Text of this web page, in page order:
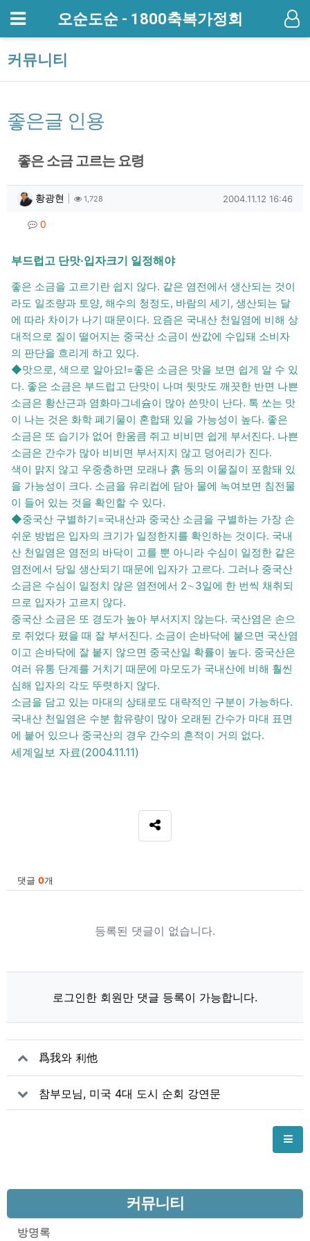
메뉴 오순도순 - 1800축복가정회
커뮤니티
좋은글 인용
좋은 소금 고르는 요령
작성자 정보
황광현 작성1,728조회 작성일
2004.11.12 16:46
컨텐츠 정보
0
본문
부드럽고 단맛·입자크기 일정해야
좋은 소금을 고르기란 쉽지 않다. 같은 염전에서 생산되는 것이
라도 일조량과 토양, 해수의 청정도, 바람의 세기, 생산되는 달
에 따라 차이가 나기 때문이다. 요즘은 국내산 천일염에 비해 상
대적으로 질이 떨어지는 중국산 소금이 싼값에 수입돼 소비자
의 판단을 흐리게 하고 있다.
◆맛으로, 색으로 알아요!=좋은 소금은 맛을 보면 쉽게 알 수 있
다. 좋은 소금은 부드럽고 단맛이 나며 뒷맛도 깨끗한 반면 나쁜
소금은 황산근과 염화마그네슘이 많아 쓴맛이 난다. 톡 쏘는 맛
이 나는 것은 화학 폐기물이 혼합돼 있을 가능성이 높다. 좋은
소금은 또 습기가 없어 한움큼 쥐고 비비면 쉽게 부서진다. 나쁜
소금은 간수가 많아 비비면 부서지지 않고 덩어리가 진다.
색이 맑지 않고 우중충하면 모래나 흙 등의 이물질이 포함돼 있
을 가능성이 크다. 소금을 유리컵에 담아 물에 녹여보면 침전물
이 들어 있는 것을 확인할 수 있다.
◆중국산 구별하기=국내산과 중국산 소금을 구별하는 가장 손
쉬운 방법은 입자의 크기가 일정한지를 확인하는 것이다. 국내
산 천일염은 염전의 바닥이 고를 뿐 아니라 수심이 일정한 같은
염전에서 당일 생산되기 때문에 입자가 고르다. 그러나 중국산
소금은 수심이 일정치 않은 염전에서 2∼3일에 한 번씩 채취되
므로 입자가 고르지 않다.
중국산 소금은 또 경도가 높아 부서지지 않는다. 국산염은 손으
로 쥐었다 폈을 때 잘 부서진다. 소금이 손바닥에 붙으면 국산염
이고 손바닥에 잘 붙지 않으면 중국산일 확률이 높다. 중국산은
여러 유통 단계를 거치기 때문에 마모도가 국내산에 비해 훨씬
심해 입자의 각도 뚜렷하지 않다.
소금을 담고 있는 마대의 상태로도 대략적인 구분이 가능하다.
국내산 천일염은 수분 함유량이 많아 오래된 간수가 마대 표면
에 붙어 있으나 중국산의 경우 간수의 흔적이 거의 없다.
세계일보 자료(2004.11.11)
SNS 공유
댓글 0개
등록된 댓글이 없습니다.
로그인한 회원만 댓글 등록이 가능합니다.
爲我와 利他
참부모님, 미국 4대 도시 순회 강연문
커뮤니티
방명록